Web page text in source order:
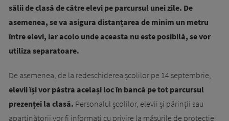
sălii de clasă de către elevi pe parcursul unei zile. De
asemenea, se va asigura distanțarea de minim un metru
între elevi, iar acolo unde aceasta nu este posibilă, se vor
utiliza separatoare.
De asemenea, de la redeschiderea școlilor pe 14 septembrie,
elevii își vor păstra același loc în bancă pe tot parcursul
prezenței la clasă. Personalul școlilor, elevii și părinții sau
aparținătorii vor fi informați cu privire la măsurile de protecție